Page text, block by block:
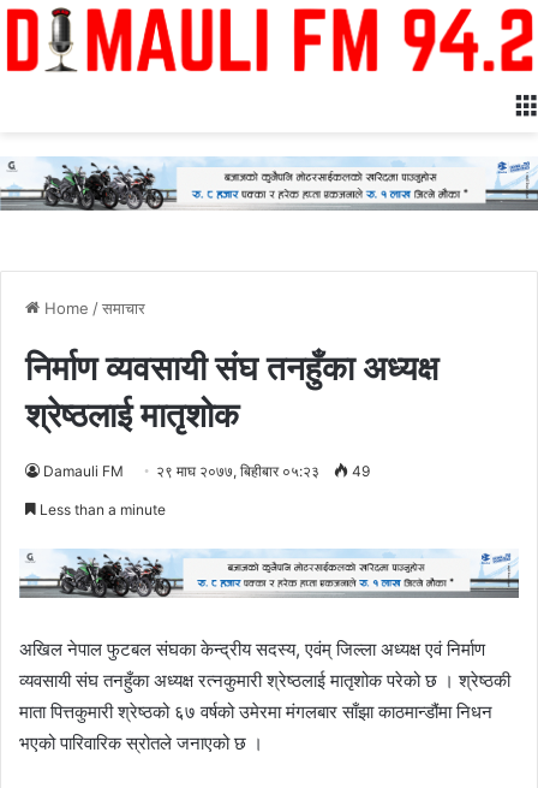
Home /समाचार
निर्माण व्यवसायी संघ तनहुँका अध्यक्ष
श्रेष्ठलाई मातृशोक
Damauli FM २९ माघ २०७७, बिहीबार ०५:२३ 49
Less than a minute
अखिल नेपाल फुटबल संघका केन्द्रीय सदस्य, एवंम् जिल्ला अध्यक्ष एवं निर्माण
व्यवसायी संघ तनहुँका अध्यक्ष रत्नकुमारी श्रेष्ठलाई मातृशोक परेको छ । श्रेष्ठकी
माता पित्तकुमारी श्रेष्ठको ६७ वर्षको उमेरमा मंगलबार साँझा काठमान्डौंमा निधन
भएको पारिवारिक स्रोतले जनाएको छ ।